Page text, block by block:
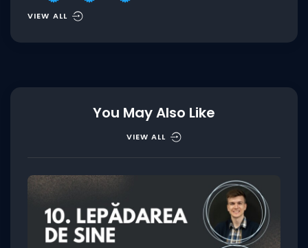
VIEW ALL
You May Also Like
VIEW ALL